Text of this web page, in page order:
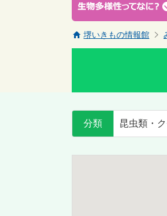
堺いきもの情報館
分類 昆虫類・